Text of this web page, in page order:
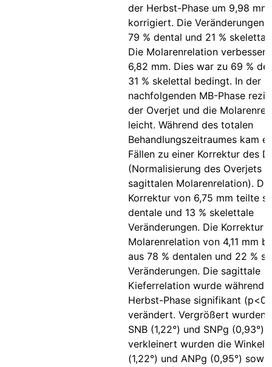
der Herbst-Phase um 9,98 mm
korrigiert. Die Veränderungen
79 % dental und 21 %
Die Molarenrelation
6,82 mm. Dies war zu 69 %
31 % skelettal bedingt. In der
nachfolgenden MB-Phase
der Overjet und die
leicht. Während des totalen
Behandlungszeitraumes kam
Fällen zu einer Korrektur des
(Normalisierung des Overjets
sagittalen Molarenrelation).
Korrektur von 6,75 mm teilte
dentale und 13 % skelettale
Veränderungen. Die Korrektur
Molarenrelation von 4,11 mm
aus 78 % dentalen und 22 %
Veränderungen. Die sagittale
Kieferrelation wurde während
Herbst-Phase signifikant
verändert. Vergrößert wurden
SNB (1,22°) und SNPg (0,93°),
verkleinert wurden die Winkel
(1,22°) und ANPg (0,95°)